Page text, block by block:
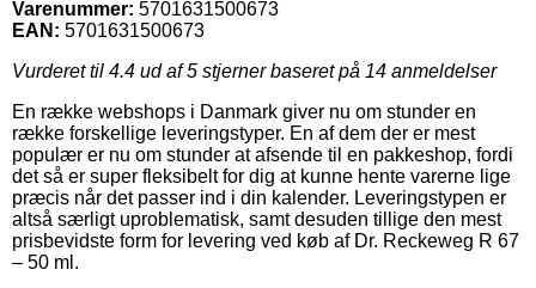
Varenummer: 5701631500673
EAN: 5701631500673
Vurderet til 4.4 ud af 5 stjerner baseret på 14 anmeldelser
En række webshops i Danmark giver nu om stunder en
række forskellige leveringstyper. En af dem der er mest
populær er nu om stunder at afsende til en pakkeshop, fordi
det så er super fleksibelt for dig at kunne hente varerne lige
præcis når det passer ind i din kalender. Leveringstypen er
altså særligt uproblematisk, samt desuden tillige den mest
prisbevidste form for levering ved køb af Dr. Reckeweg R 67
– 50 ml.